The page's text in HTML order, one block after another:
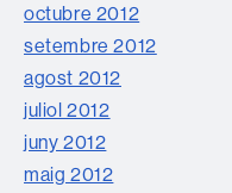
octubre 2012
setembre 2012
agost 2012
juliol 2012
juny 2012
maig 2012